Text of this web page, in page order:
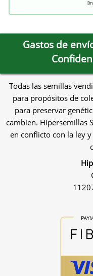
Gastos de
Todas las semillas
para propósitos de
para preservar
cambien. Hipersemillas
en conflicto con la ley